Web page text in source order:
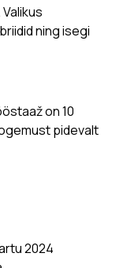
ning isegi
on 10
pidevalt
2024